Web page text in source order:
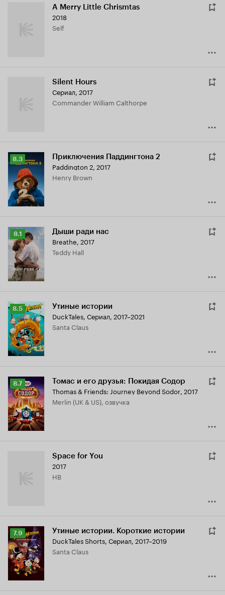
A Merry Little Chrismtas
2018
Self
Silent Hours
Сериал, 2017
Commander William Calthorpe
Рейтинг
Кинопоиска
8.3
8.3 Приключения Паддингтона 2
Paddington 2, 2017
Henry Brown
Рейтинг
Кинопоиска
8.1
8.1 Дыши ради нас
Breathe, 2017
Teddy Hall
Рейтинг
Кинопоиска
8.5
8.5 Утиные истории
DuckTales, Сериал, 2017–2021
Santa Claus
Рейтинг
Кинопоиска
8.7
8.7 Томас и его друзья: Покидая Содор
Thomas & Friends: Journey Beyond Sodor, 2017
Merlin (UK & US), озвучка
Space for You
2017
HB
Рейтинг
Кинопоиска
7.9
7.9 Утиные истории. Короткие истории
DuckTales Shorts, Сериал, 2017–2019
Santa Claus